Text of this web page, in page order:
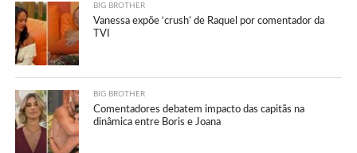
BIG BROTHER
Vanessa expõe ‘crush’ de Raquel por comentador da
TVI
BIG BROTHER
Comentadores debatem impacto das capitãs na
dinâmica entre Boris e Joana